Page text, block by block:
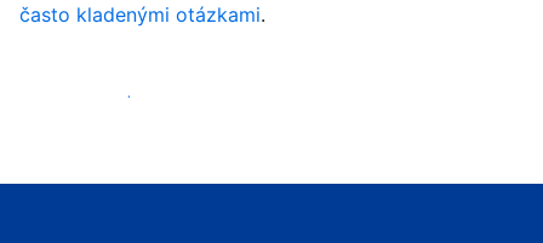
často kladenými otázkami.
Začať prijímať hostí